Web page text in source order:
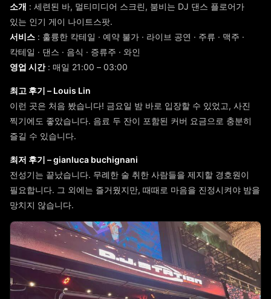
소개 : 세련된 바, 멀티미디어 스크린, 붐비는 DJ 댄스 플로어가
있는 인기 게이 나이트스팟.
서비스 : 훌륭한 칵테일 · 예약 불가 · 라이브 공연 · 주류 · 맥주 ·
칵테일 · 댄스 · 음식 · 증류주 · 와인
영업 시간: 매일 21:00 – 03:00
최고 후기 – Louis Lin
이런 곳은 처음 봤습니다! 금요일 밤 바로 입장할 수 있었고, 사진
찍기에도 좋았습니다. 음료 두 잔이 포함된 커버 요금으로 충분히
즐길 수 있습니다.
최저 후기 – gianluca buchignani
전성기는 끝났습니다. 무례한 술 취한 사람들을 제지할 경호원이
필요합니다. 그 외에는 즐거웠지만, 때때로 마음을 진정시켜야 밤을
망치지 않습니다.